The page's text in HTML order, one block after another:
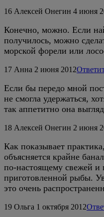
16 Алексей Онегин 4 июня
Конечно, можно. Если
получилось, можно
морской форели или
17 Анна 2 июня 2012
Если бы передо мной
не смогла удержаться,
так аппетитно она
18 Алексей Онегин 2 июня
Как показывает
объясняется крайне
по-настоящему свежей
приготовленной рыбы.
это очень
19 Ольга 1 октября 2012